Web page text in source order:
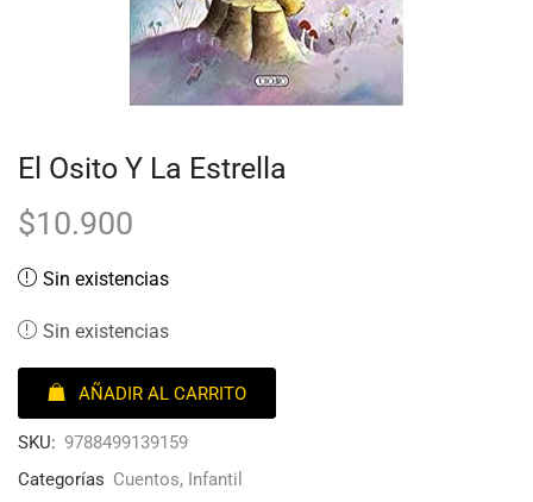
El Osito Y La Estrella
$10.900
Sin existencias
Sin existencias
AÑADIR AL CARRITO
SKU: 9788499139159
Categorías Cuentos, Infantil